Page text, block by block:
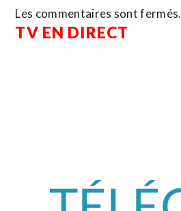
Les commentaires sont fermés.
TV EN DIRECT